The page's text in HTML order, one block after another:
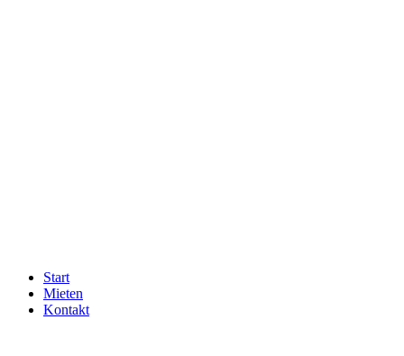
Start
Mieten
Kontakt